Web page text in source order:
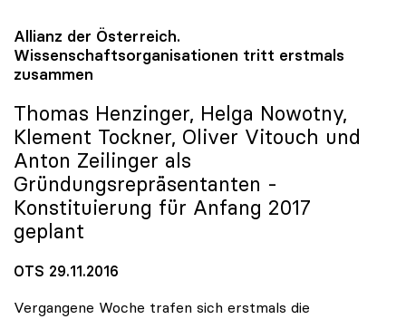
Allianz der Österreich.
Wissenschaftsorganisationen tritt erstmals
zusammen
Thomas Henzinger, Helga Nowotny,
Klement Tockner, Oliver Vitouch und
Anton Zeilinger als
Gründungsrepräsentanten -
Konstituierung für Anfang 2017
geplant
OTS 29.11.2016
Vergangene Woche trafen sich erstmals die